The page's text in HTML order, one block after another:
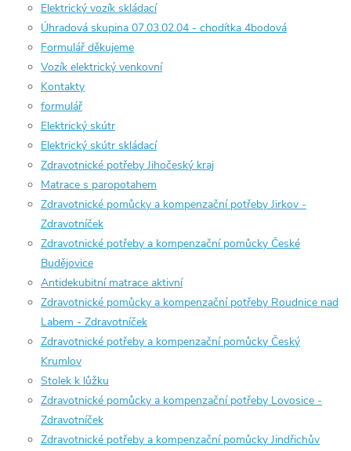
Elektrický vozík skládací
Úhradová skupina 07.03.02.04 - chodítka 4bodová
Formulář děkujeme
Vozík elektrický venkovní
Kontakty
formulář
Elektrický skútr
Elektrický skútr skládací
Zdravotnické potřeby Jihočeský kraj
Matrace s paropotahem
Zdravotnické pomůcky a kompenzační potřeby Jirkov -
Zdravotníček
Zdravotnické potřeby a kompenzační pomůcky České
Budějovice
Antidekubitní matrace aktivní
Zdravotnické pomůcky a kompenzační potřeby Roudnice nad
Labem - Zdravotníček
Zdravotnické potřeby a kompenzační pomůcky Český
Krumlov
Stolek k lůžku
Zdravotnické pomůcky a kompenzační potřeby Lovosice -
Zdravotníček
Zdravotnické potřeby a kompenzační pomůcky Jindřichův